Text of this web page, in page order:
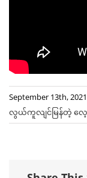
September 13th, 2021
လွယ်ကူလျင်မြန်တဲ့ ‌လေ့ကျ